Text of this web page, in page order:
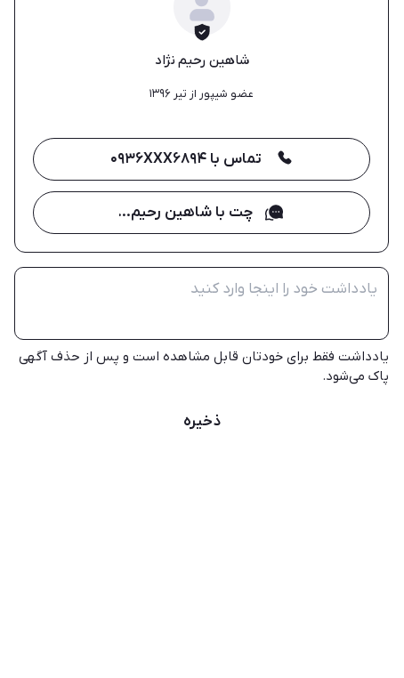
شاهین رحیم نژاد
عضو شیپور از تیر ۱۳۹۶
تماس با ۰۹۳۶XXX۶۸۹۴
چت با شاهین رحیم نژاد
یادداشت فقط برای خودتان قابل مشاهده است و پس از حذف آگهی
پاک می‌شود.
ذخیره